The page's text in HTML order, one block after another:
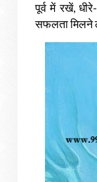
पूर्व में रखें,धीरे-
सफलतामिलने